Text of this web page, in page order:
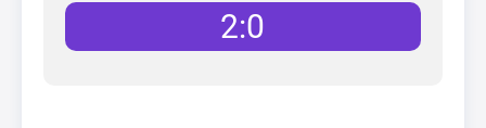
2:0